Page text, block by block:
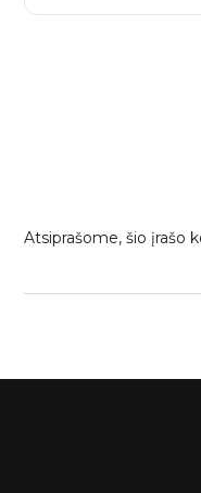
Atsiprašome, šio įrašo